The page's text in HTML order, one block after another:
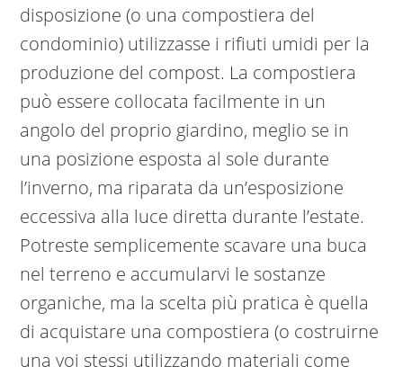
disposizione (o una compostiera del
condominio) utilizzasse i rifiuti umidi per la
produzione del compost. La compostiera
può essere collocata facilmente in un
angolo del proprio giardino, meglio se in
una posizione esposta al sole durante
l’inverno, ma riparata da un’esposizione
eccessiva alla luce diretta durante l’estate.
Potreste semplicemente scavare una buca
nel terreno e accumularvi le sostanze
organiche, ma la scelta più pratica è quella
di acquistare una compostiera (o costruirne
una voi stessi utilizzando materiali come